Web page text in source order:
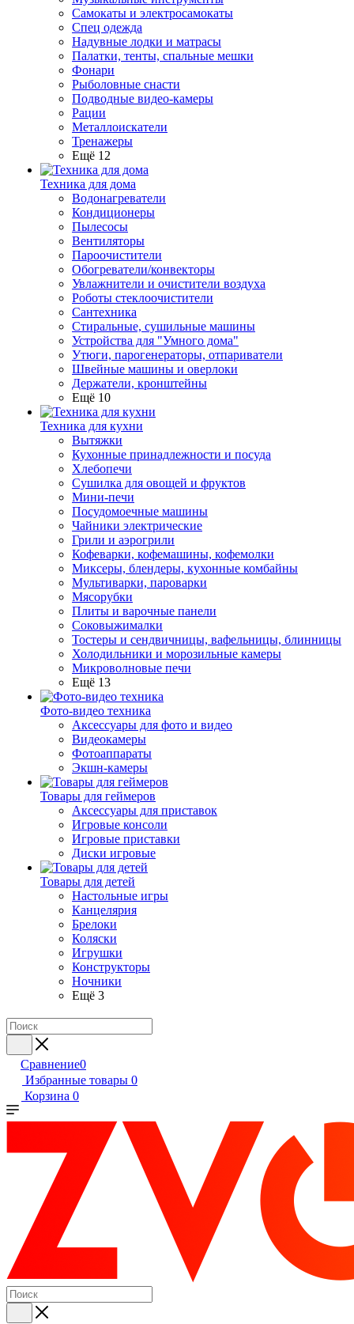
Самокаты и электросамокаты
Спец одежда
Надувные лодки и матрасы
Палатки, тенты, спальные мешки
Фонари
Рыболовные снасти
Подводные видео-камеры
Рации
Металлоискатели
Тренажеры
Ещё 12
Техника для дома
Водонагреватели
Кондиционеры
Пылесосы
Вентиляторы
Пароочистители
Обогреватели/конвекторы
Увлажнители и очистители воздуха
Роботы стеклоочистители
Сантехника
Стиральные, сушильные машины
Устройства для "Умного дома"
Утюги, парогенераторы, отпариватели
Швейные машины и оверлоки
Держатели, кронштейны
Ещё 10
Техника для кухни
Вытяжки
Кухонные принадлежности и посуда
Хлебопечи
Сушилка для овощей и фруктов
Мини-печи
Посудомоечные машины
Чайники электрические
Грили и аэрогрили
Кофеварки, кофемашины, кофемолки
Миксеры, блендеры, кухонные комбайны
Мультиварки, пароварки
Мясорубки
Плиты и варочные панели
Соковыжималки
Тостеры и сендвичницы, вафельницы, блинницы
Холодильники и морозильные камеры
Микроволновые печи
Ещё 13
Фото-видео техника
Аксессуары для фото и видео
Видеокамеры
Фотоаппараты
Экшн-камеры
Товары для геймеров
Аксессуары для приставок
Игровые консоли
Игровые приставки
Диски игровые
Товары для детей
Настольные игры
Канцелярия
Брелоки
Коляски
Игрушки
Конструкторы
Ночники
Ещё 3
Сравнение0
Избранные товары 0
Корзина 0